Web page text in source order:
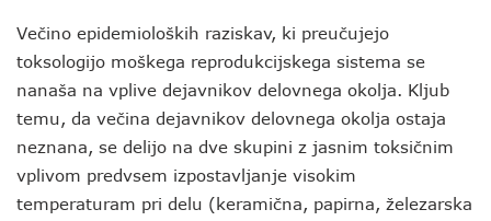
Večino epidemioloških raziskav, ki preučujejo
toksologijo moškega reprodukcijskega sistema se
nanaša na vplive dejavnikov delovnega okolja. Kljub
temu, da večina dejavnikov delovnega okolja ostaja
neznana, se delijo na dve skupini z jasnim toksičnim
vplivom predvsem izpostavljanje visokim
temperaturam pri delu (keramična, papirna, železarska